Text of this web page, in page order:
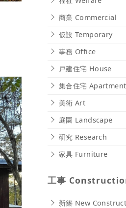
商業 Commercial
仮設 Temporary
事務 Office
戸建住宅 House
集合住宅 Apartment
美術 Art
庭園 Landscape
研究 Research
家具 Furniture
工事
新築 New